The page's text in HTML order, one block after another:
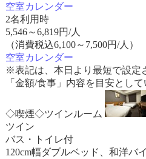
空室カレンダー
2名利用時
5,546～6,819円/人
（消費税込6,100～7,500円/人）
空室カレンダー
※表記は、本日より最短で設定
「金額/食事」内容を目安として
◇喫煙◇ツインルーム
ツイン
バス・トイレ付
120cm幅ダブルベッド、和洋バ